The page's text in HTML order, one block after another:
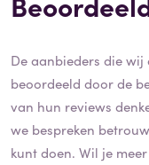
De aanbieders die
beoordeeld door de
van hun reviews
we bespreken
kunt doen. Wil je